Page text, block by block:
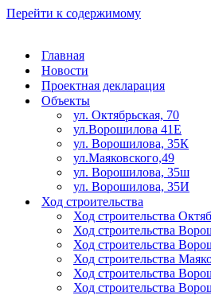
Перейти к содержимому
Главная
Новости
Проектная декларация
Объекты
ул. Октябрьская, 70
ул.Ворошилова 41Е
ул. Ворошилова, 35К
ул.Маяковского,49
ул. Ворошилова, 35ш
ул. Ворошилова, 35И
Ход строительства
Ход строительства
Ход строительства
Ход строительства
Ход строительства
Ход строительства
Ход строительства